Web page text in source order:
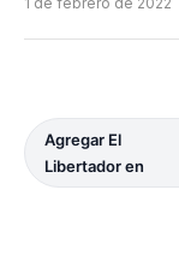
Agregar El
Libertador en